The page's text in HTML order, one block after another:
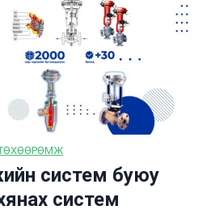
систем буюу
систем